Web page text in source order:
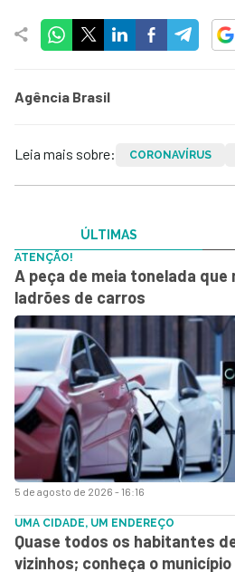
Agência Brasil
Leia mais sobre: CORONAVÍRUS
ÚLTIMAS
5 de agosto de 2026 - 16:16
ATENÇÃO!
A peça de meia tonelada que
ladrões de carros
UMA CIDADE, UM ENDEREÇO
Quase todos os habitantes
vizinhos; conheça o